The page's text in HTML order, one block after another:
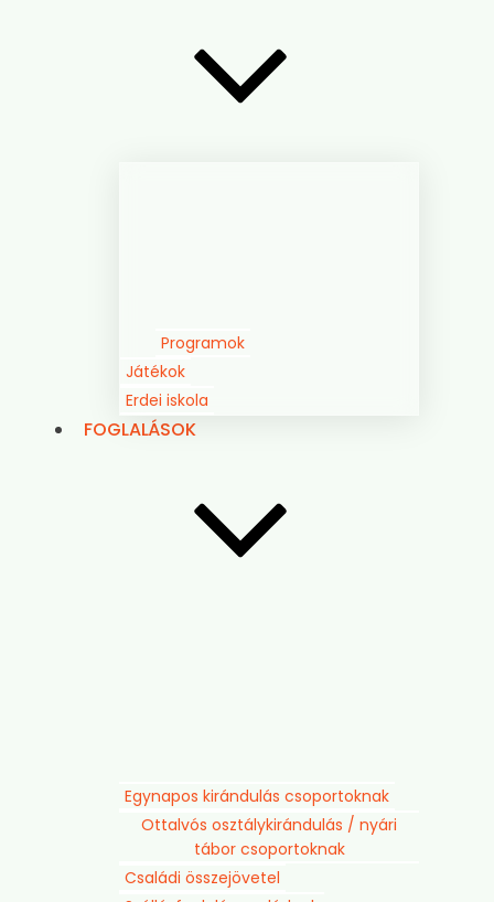
Programok
Játékok
Erdei iskola
FOGLALÁSOK
Egynapos kirándulás csoportoknak
Ottalvós osztálykirándulás / nyári
tábor csoportoknak
Családi összejövetel